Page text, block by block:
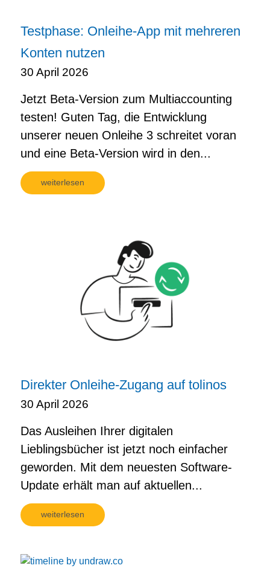
Testphase: Onleihe-App mit mehreren
Konten nutzen
30 April 2026
Jetzt Beta-Version zum Multiaccounting
testen! Guten Tag, die Entwicklung
unserer neuen Onleihe 3 schreitet voran
und eine Beta-Version wird in den...
weiterlesen
Direkter Onleihe-Zugang auf tolinos
30 April 2026
Das Ausleihen Ihrer digitalen
Lieblingsbücher ist jetzt noch einfacher
geworden. Mit dem neuesten Software-
Update erhält man auf aktuellen...
weiterlesen